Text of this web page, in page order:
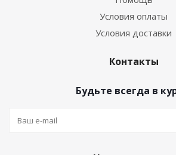
Условия оплаты
Условия доставки
Контакты
Будьте всегда в